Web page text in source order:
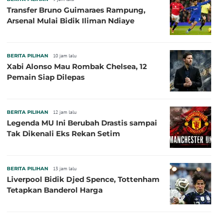
Transfer Bruno Guimaraes Rampung,
Arsenal Mulai Bidik Iliman Ndiaye
BERITA PILIHAN 10 jam lalu
Xabi Alonso Mau Rombak Chelsea, 12
Pemain Siap Dilepas
BERITA PILIHAN 12 jam lalu
Legenda MU Ini Berubah Drastis sampai
Tak Dikenali Eks Rekan Setim
BERITA PILIHAN 13 jam lalu
Liverpool Bidik Djed Spence, Tottenham
Tetapkan Banderol Harga